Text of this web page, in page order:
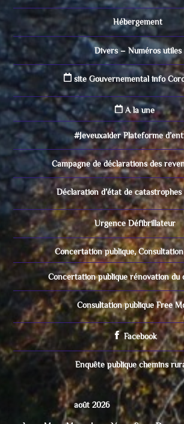
Hébergement
Divers – Numéros utiles
site Gouvernemental info
A la une
#Jeveuxaider Plateforme
Campagne de déclarations des
Déclaration d’état de
Urgence Défibrillateur
Concertation publique,
Concertation publique rénovation du
Consultation publique Free
Facebook
Enquête publique chemins
août 2026